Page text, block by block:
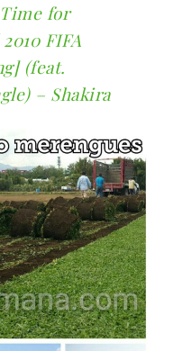
for
FIFA
(feat.
– Shakira